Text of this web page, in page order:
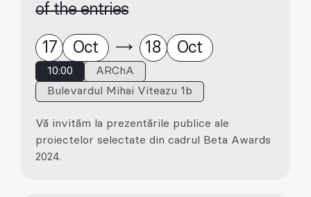
of the entries
17 Oct 18 Oct
10:00
ARChA
Bulevardul Mihai Viteazu 1b
Vă invităm la prezentările publice ale
proiectelor selectate din cadrul Beta Awards
2024.